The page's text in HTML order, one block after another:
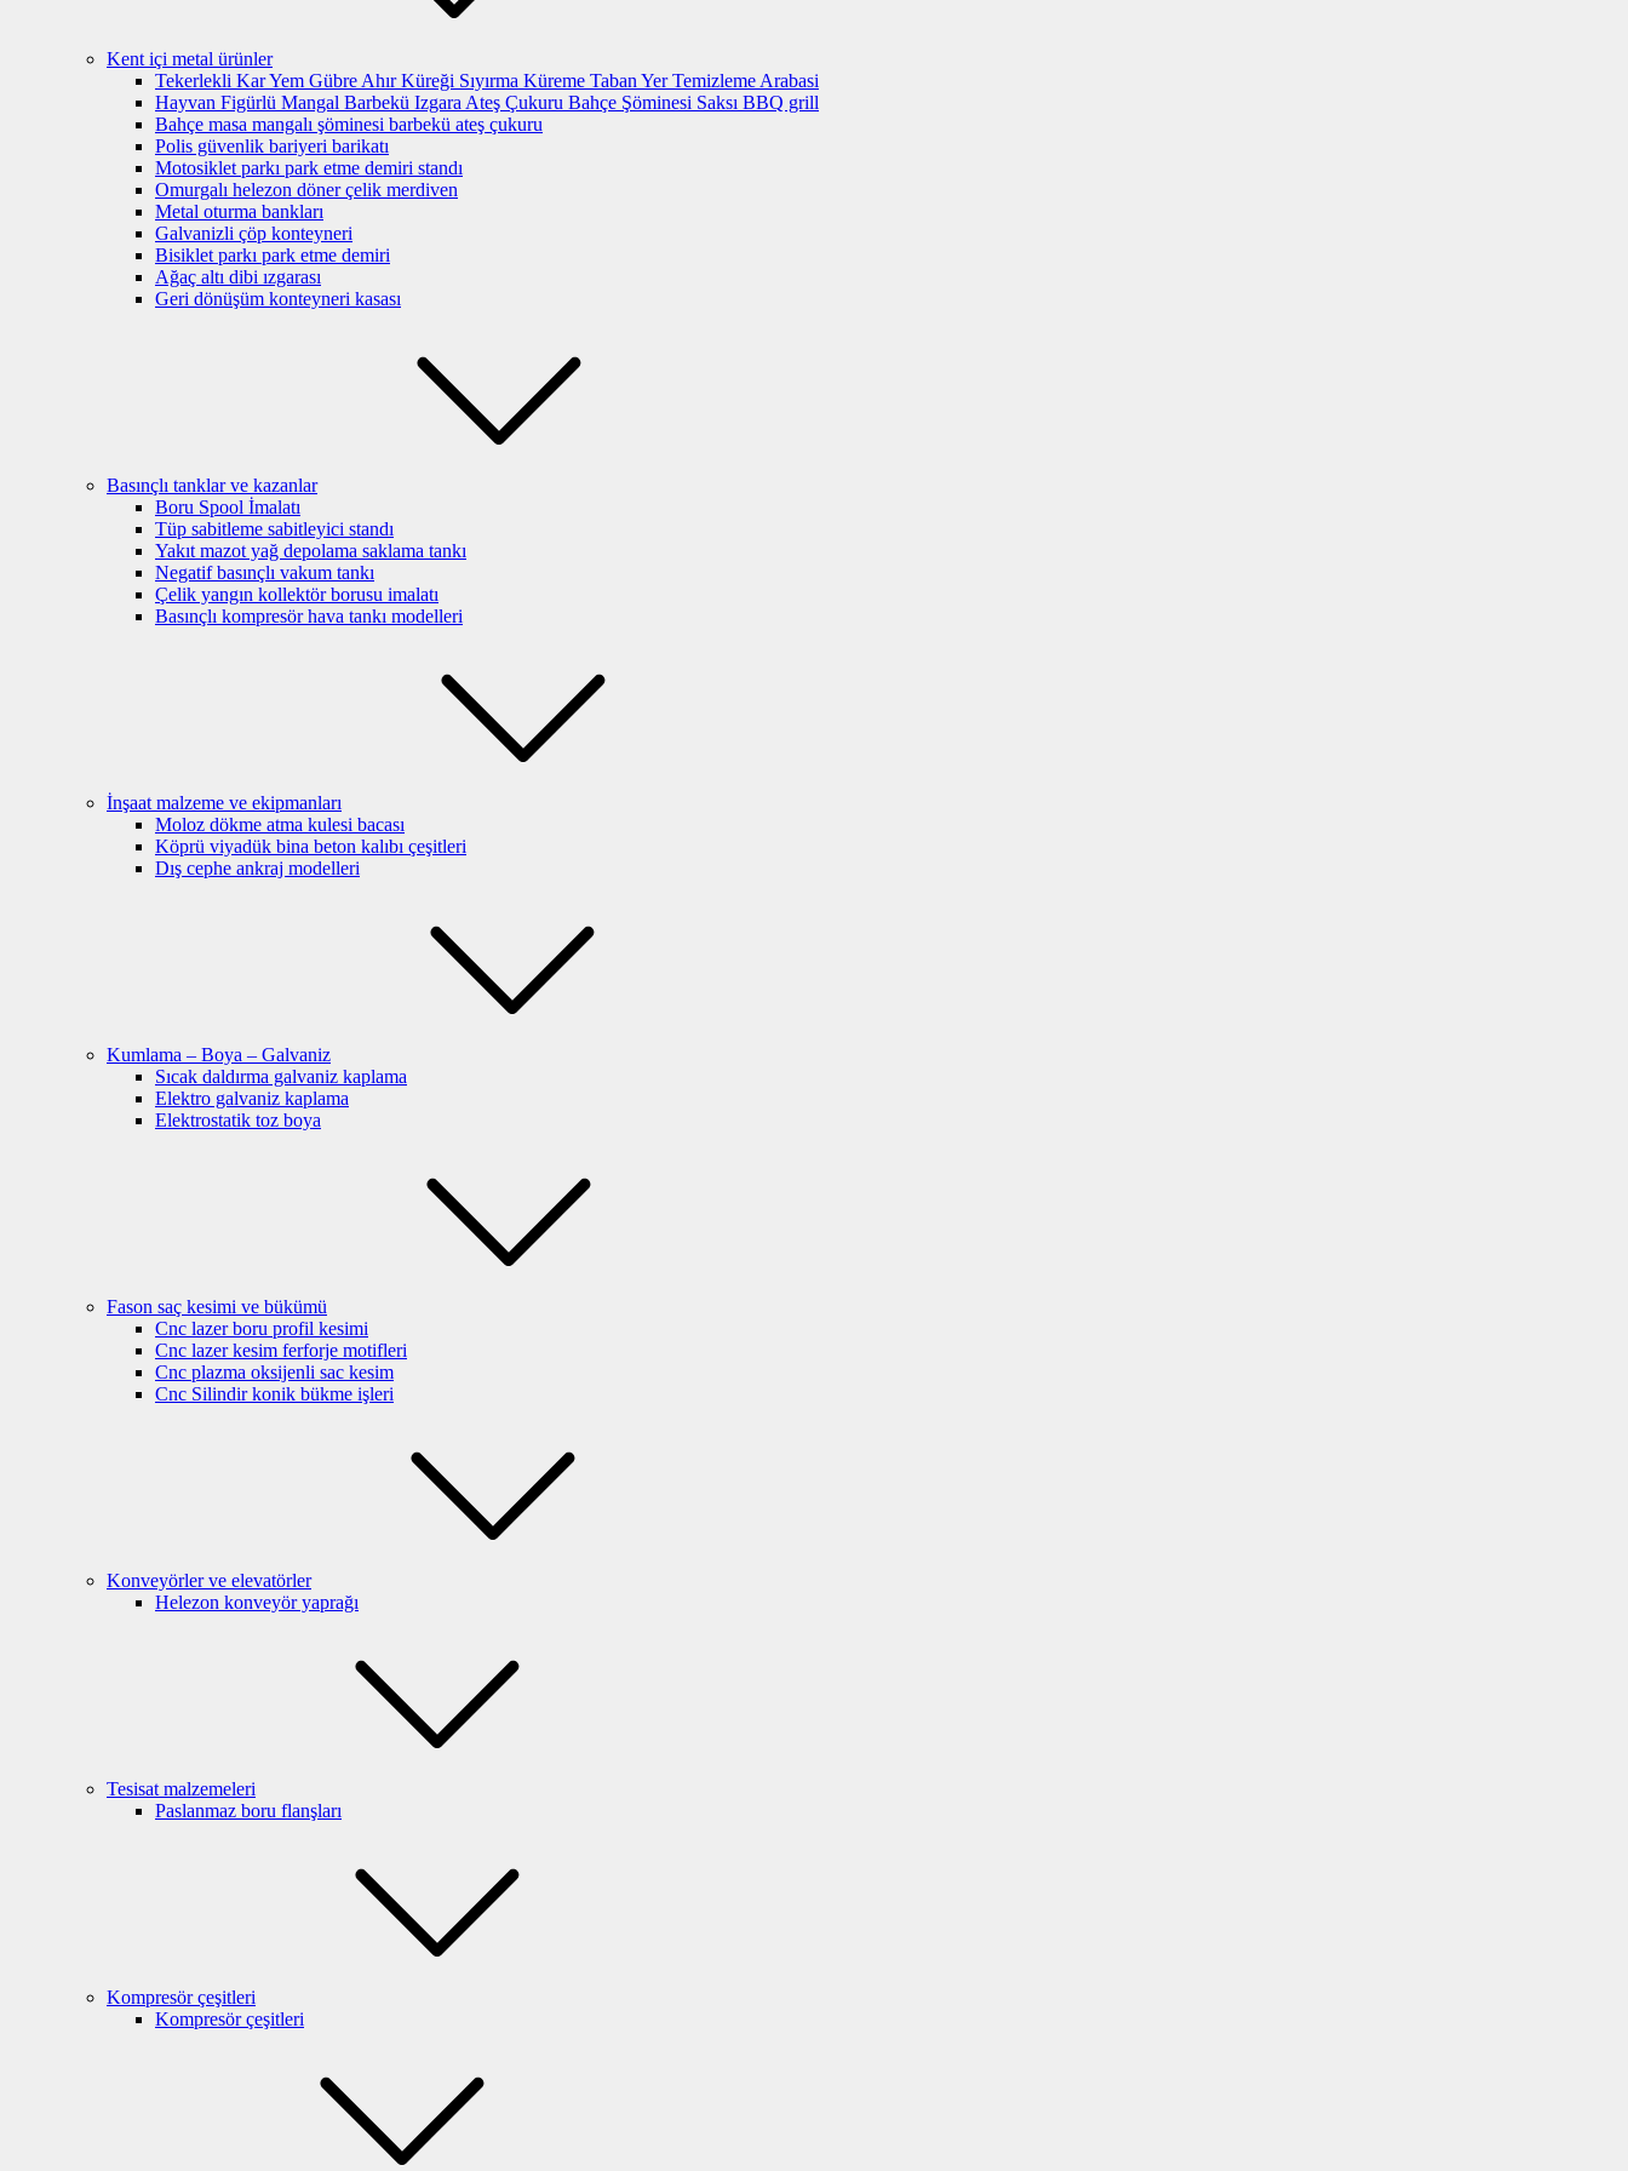
Kent içi metal ürünler
Tekerlekli Kar Yem Gübre Ahır Küreği Sıyırma Küreme Taban Yer Temizleme Arabasi
Hayvan Figürlü Mangal Barbekü Izgara Ateş Çukuru Bahçe Şöminesi Saksı BBQ grill
Bahçe masa mangalı şöminesi barbekü ateş çukuru
Polis güvenlik bariyeri barikatı
Motosiklet parkı park etme demiri standı
Omurgalı helezon döner çelik merdiven
Metal oturma bankları
Galvanizli çöp konteyneri
Bisiklet parkı park etme demiri
Ağaç altı dibi ızgarası
Geri dönüşüm konteyneri kasası
Basınçlı tanklar ve kazanlar
Boru Spool İmalatı
Tüp sabitleme sabitleyici standı
Yakıt mazot yağ depolama saklama tankı
Negatif basınçlı vakum tankı
Çelik yangın kollektör borusu imalatı
Basınçlı kompresör hava tankı modelleri
İnşaat malzeme ve ekipmanları
Moloz dökme atma kulesi bacası
Köprü viyadük bina beton kalıbı çeşitleri
Dış cephe ankraj modelleri
Kumlama – Boya – Galvaniz
Sıcak daldırma galvaniz kaplama
Elektro galvaniz kaplama
Elektrostatik toz boya
Fason saç kesimi ve bükümü
Cnc lazer boru profil kesimi
Cnc lazer kesim ferforje motifleri
Cnc plazma oksijenli sac kesim
Cnc Silindir konik bükme işleri
Konveyörler ve elevatörler
Helezon konveyör yaprağı
Tesisat malzemeleri
Paslanmaz boru flanşları
Kompresör çeşitleri
Kompresör çeşitleri